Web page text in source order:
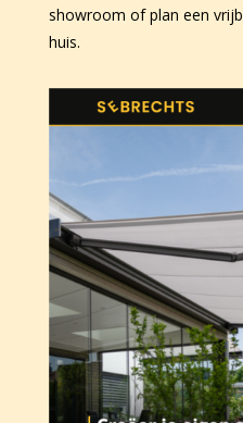
showroom of plan een
huis.